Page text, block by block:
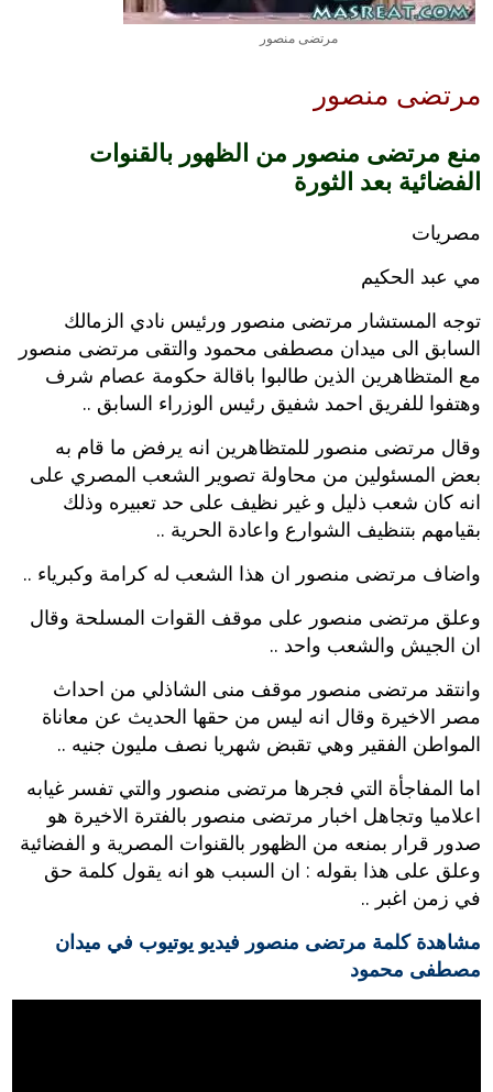
مرتضى منصور
مرتضى منصور
منع مرتضى منصور من الظهور بالقنوات
الفضائية بعد الثورة
مصريات
مي عبد الحكيم
توجه المستشار مرتضى منصور ورئيس نادي الزمالك
السابق الى ميدان مصطفى محمود والتقى مرتضى منصور
مع المتظاهرين الذين طالبوا باقالة حكومة عصام شرف
وهتفوا للفريق احمد شفيق رئيس الوزراء السابق ..
وقال مرتضى منصور للمتظاهرين انه يرفض ما قام به
بعض المسئولين من محاولة تصوير الشعب المصري على
انه كان شعب ذليل و غير نظيف على حد تعبيره وذلك
بقيامهم بتنظيف الشوارع واعادة الحرية ..
واضاف مرتضى منصور ان هذا الشعب له كرامة وكبرياء ..
وعلق مرتضى منصور على موقف القوات المسلحة وقال
ان الجيش والشعب واحد ..
وانتقد مرتضى منصور موقف منى الشاذلي من احداث
مصر الاخيرة وقال انه ليس من حقها الحديث عن معاناة
المواطن الفقير وهي تقبض شهريا نصف مليون جنيه ..
اما المفاجأة التي فجرها مرتضى منصور والتي تفسر غيابه
اعلاميا وتجاهل اخبار مرتضى منصور بالفترة الاخيرة هو
صدور قرار بمنعه من الظهور بالقنوات المصرية و الفضائية
وعلق على هذا بقوله : ان السبب هو انه يقول كلمة حق
في زمن اغبر ..
مشاهدة كلمة مرتضى منصور فيديو يوتيوب في ميدان
مصطفى محمود